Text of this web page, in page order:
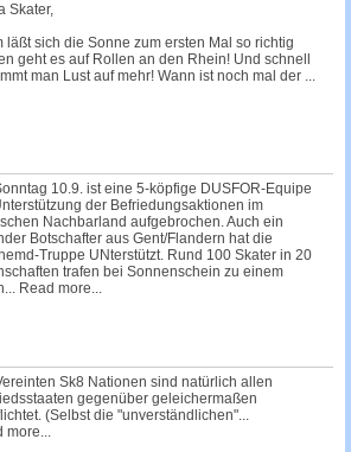
Skater,
läßt sich die Sonne zum ersten Mal so richtig
geht es auf Rollen an den Rhein! Und schnell
man Lust auf mehr! Wann ist noch mal der ...
10.9. ist eine 5-köpfige DUSFOR-Equipe
der Befriedungsaktionen im
Nachbarland aufgebrochen. Auch ein
Botschafter aus Gent/Flandern hat die
Truppe UNterstützt. Rund 100 Skater in 20
trafen bei Sonnenschein zu einem
Read more...
Sk8 Nationen sind natürlich allen
gegenüber geleichermaßen
(Selbst die "unverständlichen"...
more...